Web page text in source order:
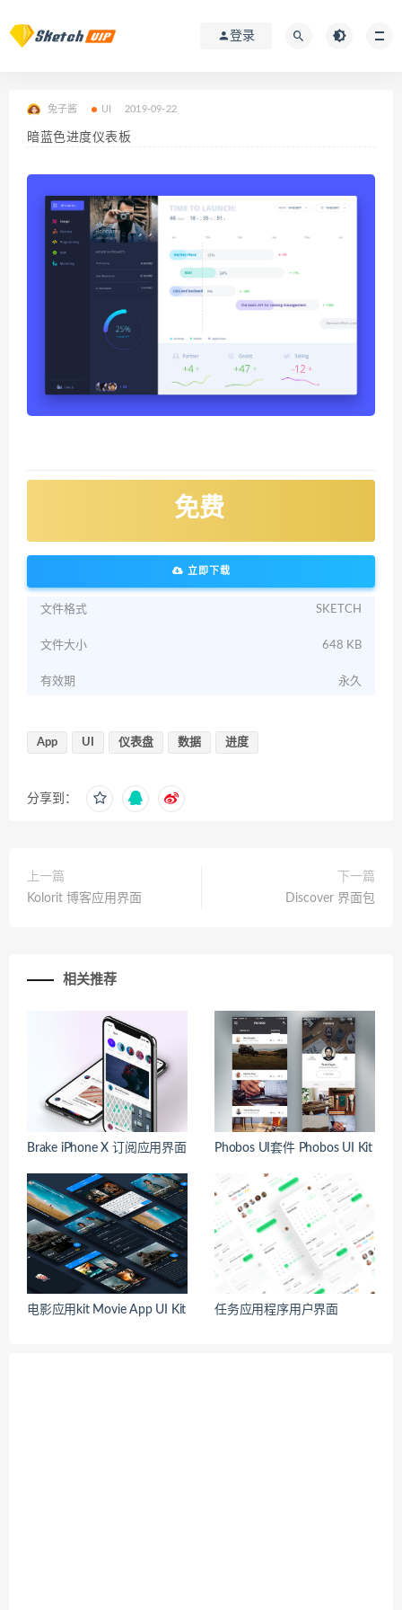
登录
兔子酱 UI 2019-09-22
暗蓝色进度仪表板
免费
立即下载
文件格式 SKETCH
文件大小 648 KB
有效期 永久
App UI 仪表盘 数据 进度
分享到：
上一篇
Kolorit 博客应用界面
下一篇
Discover 界面包
相关推荐
Brake iPhone X 订阅应用界面 Phobos UI套件 Phobos UI Kit
电影应用kit Movie App UI Kit 任务应用程序用户界面